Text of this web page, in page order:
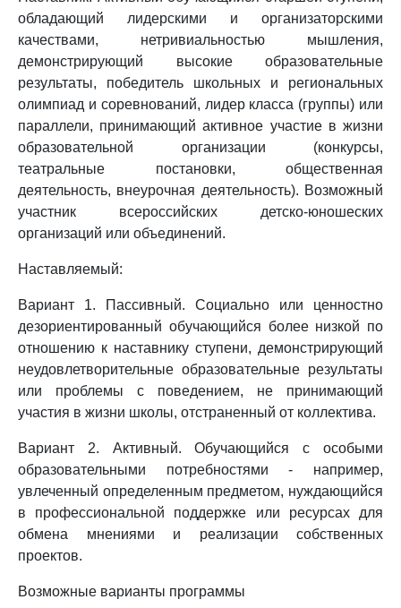
обладающий лидерскими и организаторскими
качествами, нетривиальностью мышления,
демонстрирующий высокие образовательные
результаты, победитель школьных и региональных
олимпиад и соревнований, лидер класса (группы) или
параллели, принимающий активное участие в жизни
образовательной организации (конкурсы,
театральные постановки, общественная
деятельность, внеурочная деятельность). Возможный
участник всероссийских детско-юношеских
организаций или объединений.
Наставляемый:
Вариант 1. Пассивный. Социально или ценностно
дезориентированный обучающийся более низкой по
отношению к наставнику ступени, демонстрирующий
неудовлетворительные образовательные результаты
или проблемы с поведением, не принимающий
участия в жизни школы, отстраненный от коллектива.
Вариант 2. Активный. Обучающийся с особыми
образовательными потребностями - например,
увлеченный определенным предметом, нуждающийся
в профессиональной поддержке или ресурсах для
обмена мнениями и реализации собственных
проектов.
Возможные варианты программы